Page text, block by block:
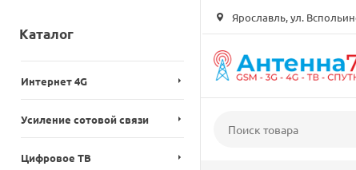
Ярославль, ул.
Каталог
Интернет 4G
Усиление сотовой связи
Цифровое ТВ